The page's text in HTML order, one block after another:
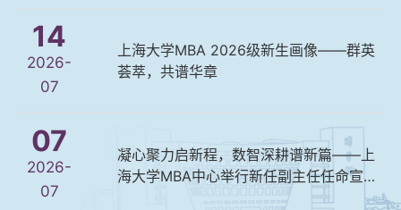
14
2026-
07
上海大学MBA 2026级新生画像——群英
荟萃，共谱华章
07
2026-
07
凝心聚力启新程，数智深耕谱新篇——上
海大学MBA中心举行新任副主任任命宣布